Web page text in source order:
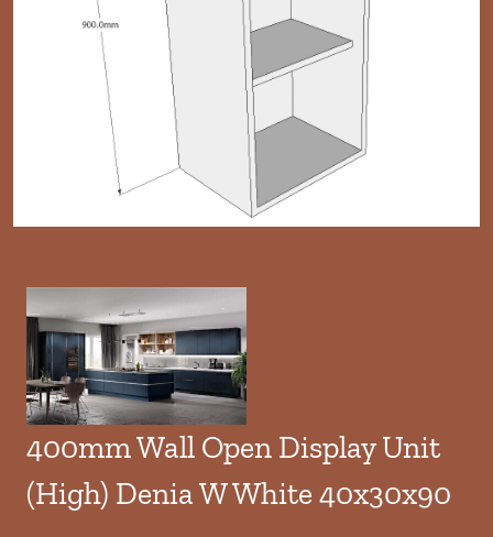
400mm Wall Open Display Unit
(High) Denia W White 40x30x90